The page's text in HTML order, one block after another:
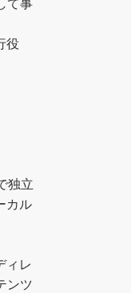
て事
役
独立
カル
ィレ
ンツ